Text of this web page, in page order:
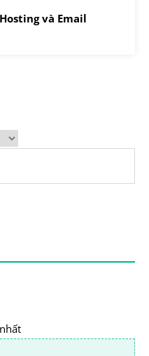
và Email